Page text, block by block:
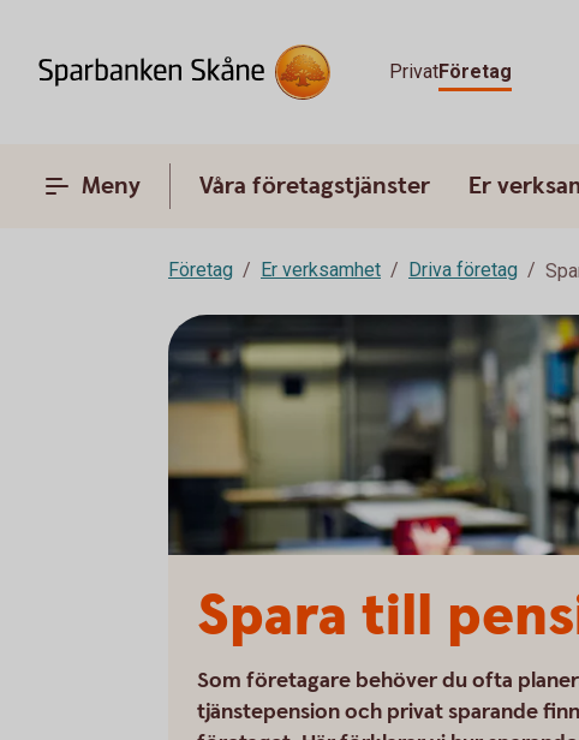
PrivatFöretag
Meny Våra företagstjänster Er
Företag Er verksamhet Driva företag
Spara till
Som företagare behöver du ofta
tjänstepension och privat sparande